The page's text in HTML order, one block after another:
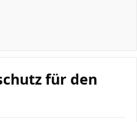
für den